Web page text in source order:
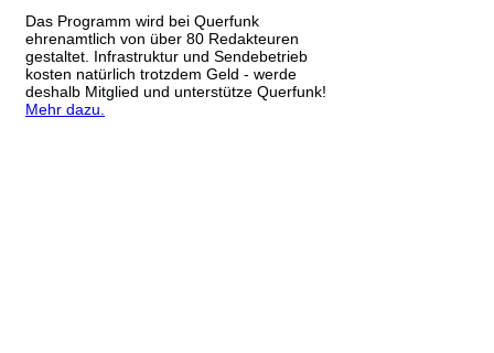
Das Programm wird bei Querfunk
ehrenamtlich von über 80 Redakteuren
gestaltet. Infrastruktur und Sendebetrieb
kosten natürlich trotzdem Geld - werde
deshalb Mitglied und unterstütze Querfunk!
Mehr dazu.